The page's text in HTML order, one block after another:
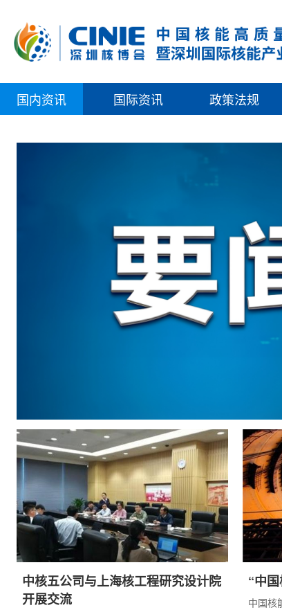
国内资讯 国际资讯 政策法规
中核五公司与上海核工程研究设计院
开展交流
“中
中国核